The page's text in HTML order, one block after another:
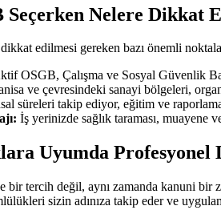
Seçerken Nelere Dikkat
edilmesi gereken bazı önemli
OSGB, Çalışma ve Sosyal Güvenlik
ve çevresindeki sanayi bölgeleri,
süreleri takip ediyor, eğitim ve
İş yerinizde sağlık taraması, muayene
Uyumda Profesyonel
bir tercih değil, aynı zamanda kanuni
sizin adınıza takip eder ve